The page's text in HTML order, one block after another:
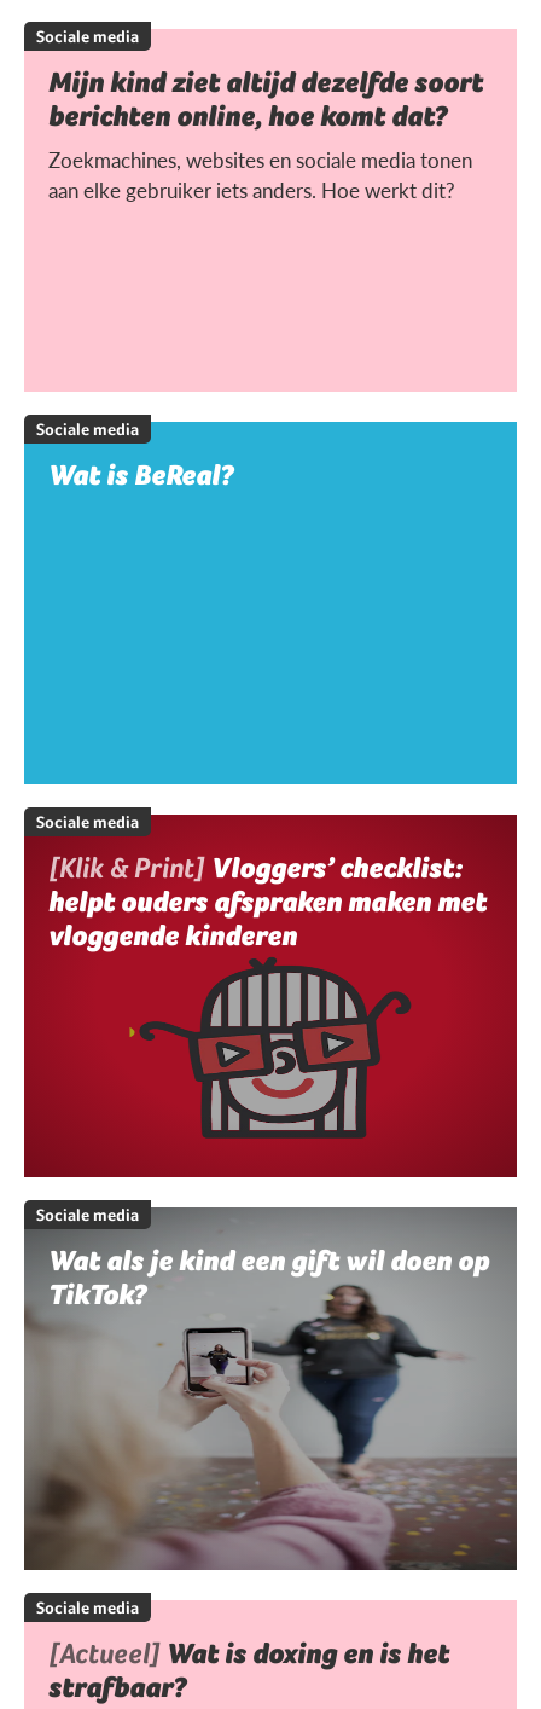
Sociale media
Mijn kind ziet altijd dezelfde soort
berichten online, hoe komt dat?
Zoekmachines, websites en sociale media tonen
aan elke gebruiker iets anders. Hoe werkt dit?
Sociale media
Wat is BeReal?
Sociale media
[Klik & Print] Vloggers’ checklist:
helpt ouders afspraken maken met
vloggende kinderen
Sociale media
Wat als je kind een gift wil doen op
TikTok?
Sociale media
[Actueel] Wat is doxing en is het
strafbaar?